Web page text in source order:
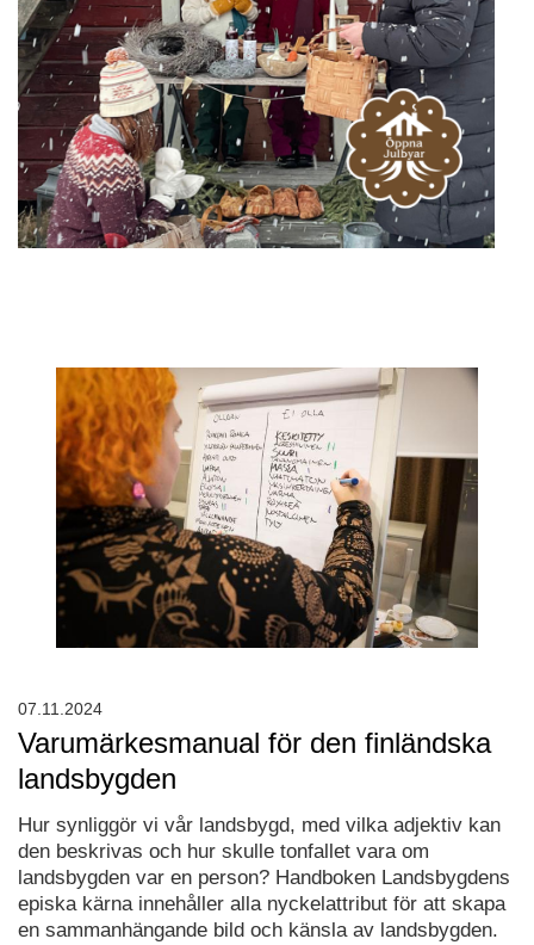
Varumärkesmanual för den finländska
landsbygden
Hur synliggör vi vår landsbygd, med vilka adjektiv kan
den beskrivas och hur skulle tonfallet vara om
landsbygden var en person? Handboken Landsbygdens
episka kärna innehåller alla nyckelattribut för att skapa
en sammanhängande bild och känsla av landsbygden.
07.11.2024